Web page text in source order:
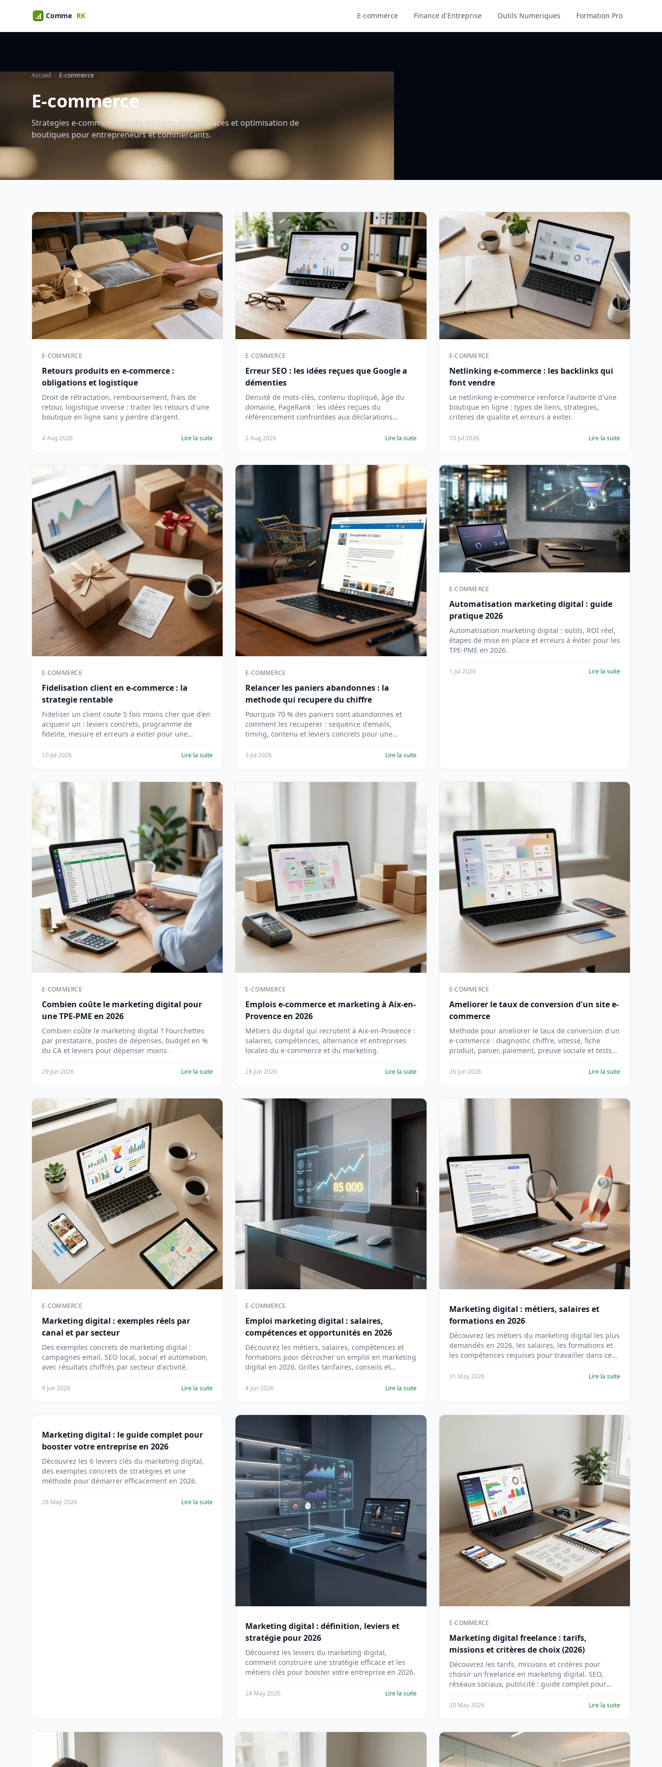
E-commerce Finance d'Entreprise Outils Numeriques Formation Pro
Accueil E-commerce
E-commerce
Strategies e-commerce, vente en ligne, marketplaces et optimisation de
boutiques pour entrepreneurs et commercants.
E-COMMERCE
Retours produits en e-commerce :
obligations et logistique
Droit de rétractation, remboursement, frais de
retour, logistique inverse : traiter les retours d'une
boutique en ligne sans y perdre d'argent.
4 Aug 2026 Lire la suite
E-COMMERCE
Erreur SEO : les idées reçues que Google a
démenties
Densité de mots-clés, contenu dupliqué, âge du
domaine, PageRank : les idées reçues du
référencement confrontées aux déclarations
2 Aug 2026 Lire la suite
E-COMMERCE
Netlinking e-commerce : les backlinks qui
font vendre
Le netlinking e-commerce renforce l'autorite d'une
boutique en ligne : types de liens, strategies,
criteres de qualite et erreurs a eviter.
10 Jul 2026 Lire la suite
E-COMMERCE
Fidelisation client en e-commerce : la
strategie rentable
Fideliser un client coute 5 fois moins cher que d'en
acquerir un : leviers concrets, programme de
fidelite, mesure et erreurs a eviter pour une
10 Jul 2026 Lire la suite
E-COMMERCE
Relancer les paniers abandonnes : la
methode qui recupere du chiffre
Pourquoi 70 % des paniers sont abandonnes et
comment les recuperer : sequence d'emails,
timing, contenu et leviers concrets pour une
3 Jul 2026 Lire la suite
E-COMMERCE
Automatisation marketing digital : guide
pratique 2026
Automatisation marketing digital : outils, ROI réel,
étapes de mise en place et erreurs à éviter pour les
TPE-PME en 2026.
1 Jul 2026 Lire la suite
E-COMMERCE
Combien coûte le marketing digital pour
une TPE-PME en 2026
Combien coûte le marketing digital ? Fourchettes
par prestataire, postes de dépenses, budget en %
du CA et leviers pour dépenser moins.
29 Jun 2026 Lire la suite
E-COMMERCE
Emplois e-commerce et marketing à Aix-en-
Provence en 2026
Métiers du digital qui recrutent à Aix-en-Provence :
salaires, compétences, alternance et entreprises
locales du e-commerce et du marketing.
28 Jun 2026 Lire la suite
E-COMMERCE
Ameliorer le taux de conversion d'un site e-
commerce
Methode pour ameliorer le taux de conversion d'un
e-commerce : diagnostic chiffre, vitesse, fiche
produit, panier, paiement, preuve sociale et tests
26 Jun 2026 Lire la suite
E-COMMERCE
Marketing digital : exemples réels par
canal et par secteur
Des exemples concrets de marketing digital :
campagnes email, SEO local, social et automation,
avec résultats chiffrés par secteur d'activité.
9 Jun 2026 Lire la suite
E-COMMERCE
Emploi marketing digital : salaires,
compétences et opportunités en 2026
Découvrez les métiers, salaires, compétences et
formations pour décrocher un emploi en marketing
digital en 2026. Grilles tarifaires, conseils et
4 Jun 2026 Lire la suite
Marketing digital : métiers, salaires et
formations en 2026
Découvrez les métiers du marketing digital les plus
demandés en 2026, les salaires, les formations et
les compétences requises pour travailler dans ce
31 May 2026 Lire la suite
Marketing digital : le guide complet pour
booster votre entreprise en 2026
Découvrez les 6 leviers clés du marketing digital,
des exemples concrets de stratégies et une
méthode pour démarrer efficacement en 2026.
28 May 2026 Lire la suite
Marketing digital : définition, leviers et
stratégie pour 2026
Découvrez les leviers du marketing digital,
comment construire une stratégie efficace et les
métiers clés pour booster votre entreprise en 2026.
24 May 2026 Lire la suite
E-COMMERCE
Marketing digital freelance : tarifs,
missions et critères de choix (2026)
Découvrez les tarifs, missions et critères pour
choisir un freelance en marketing digital. SEO,
réseaux sociaux, publicité : guide complet pour
20 May 2026 Lire la suite